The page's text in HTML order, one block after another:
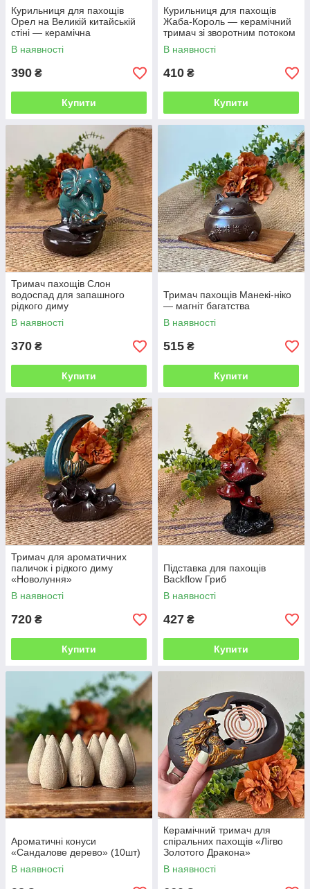
Курильниця для пахощів
Орел на Великій китайській
стіні — керамічна
аромалампа з димом, що
стелиться
В наявності
390 ₴
Купити
Курильниця для пахощів
Жаба-Король — керамічний
тримач зі зворотним потоком
диму
В наявності
410 ₴
Купити
Тримач пахощів Слон
водоспад для запашного
рідкого диму
В наявності
370 ₴
Купити
Тримач пахощів Манекі-ніко
— магніт багатства
В наявності
515 ₴
Купити
Тримач для ароматичних
паличок і рідкого диму
«Новолуння»
В наявності
720 ₴
Купити
Підставка для пахощів
Backflow Гриб
В наявності
427 ₴
Купити
Ароматичні конуси
«Сандалове дерево» (10шт)
В наявності
Керамічний тримач для
спіральних пахощів «Лігво
Золотого Дракона»
В наявності